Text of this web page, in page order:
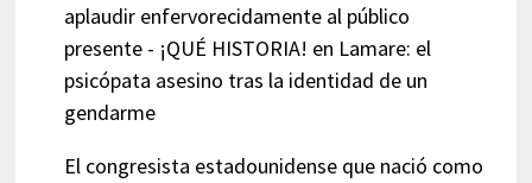
aplaudir enfervorecidamente al público
presente - ¡QUÉ HISTORIA! en Lamare: el
psicópata asesino tras la identidad de un
gendarme
El congresista estadounidense que nació como